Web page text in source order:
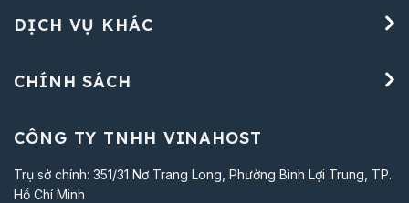
DỊCH VỤ KHÁC
CHÍNH SÁCH
CÔNG TY TNHH VINAHOST
Trụ sở chính: 351/31 Nơ Trang Long, Phường Bình Lợi Trung, TP.
Hồ Chí Minh